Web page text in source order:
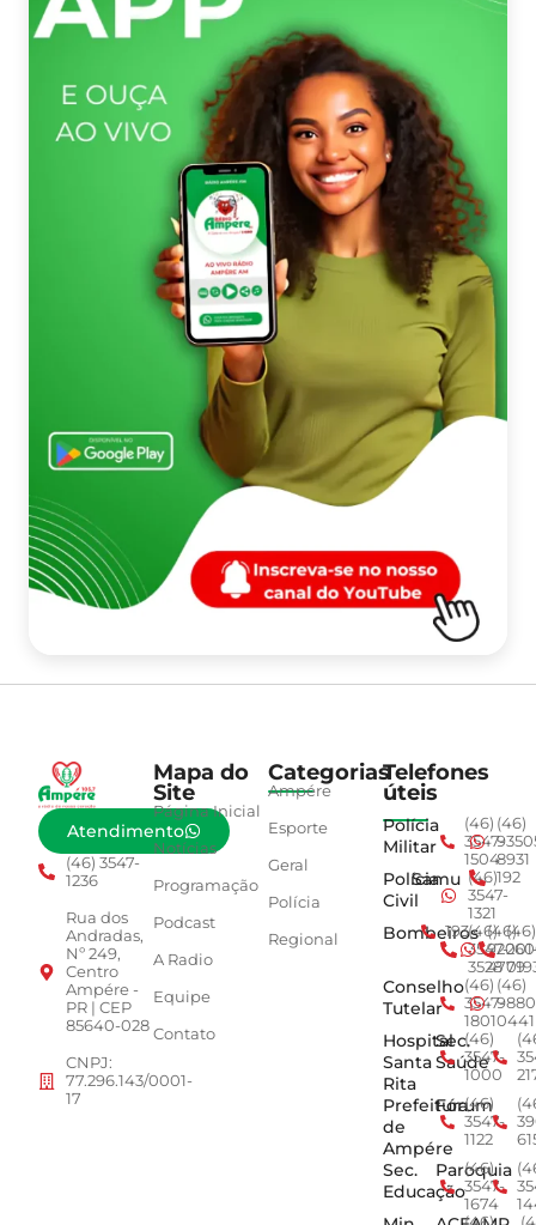
Atendimento
(46) 3547-
1236
Rua dos
Andradas,
Nº 249,
Centro
Ampére -
PR | CEP
85640-028
CNPJ:
77.296.143/0001-
17
Mapa do
Site
Página Inicial
Notícias
Programação
Podcast
A Radio
Equipe
Contato
Categorias
Ampére
Esporte
Geral
Polícia
Regional
Telefones
úteis
Polícia
Militar
(46)
3547-
1504
(46)
8931
Polícia
Civil
Samu (46)
3547-
1321
192
Bombeiros
193(46)
3547-
3528
(46)
4779
(46)
Conselho
Tutelar
(46)
3547-
1801
(46)
0441
Hospital
Santa
Rita
Sec.
Saúde
(46)
3547-
1000
Prefeitura
de
Ampére
Fórum
(46)
3547-
1122
Sec.
Educação
Paroquia
(46)
3547-
1674